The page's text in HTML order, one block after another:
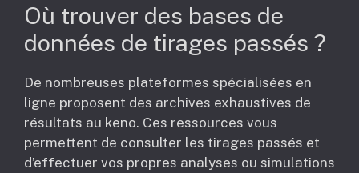
Où trouver des bases de
données de tirages passés ?
De nombreuses plateformes spécialisées en
ligne proposent des archives exhaustives de
résultats au keno. Ces ressources vous
permettent de consulter les tirages passés et
d’effectuer vos propres analyses ou simulations